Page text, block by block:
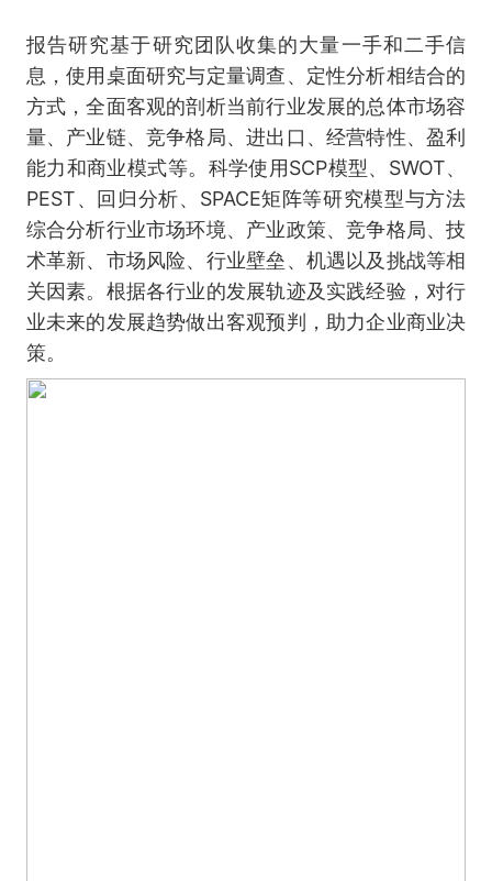
报告研究基于研究团队收集的大量一手和二手信
息，使用桌面研究与定量调查、定性分析相结合的
方式，全面客观的剖析当前行业发展的总体市场容
量、产业链、竞争格局、进出口、经营特性、盈利
能力和商业模式等。科学使用SCP模型、SWOT、
PEST、回归分析、SPACE矩阵等研究模型与方法
综合分析行业市场环境、产业政策、竞争格局、技
术革新、市场风险、行业壁垒、机遇以及挑战等相
关因素。根据各行业的发展轨迹及实践经验，对行
业未来的发展趋势做出客观预判，助力企业商业决
策。